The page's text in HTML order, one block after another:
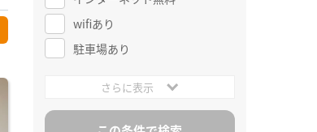
wifiあり
駐車場あり
さらに表示